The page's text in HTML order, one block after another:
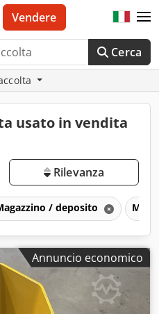
Cerca
Vendere
usato in vendita
Rilevanza
/ deposito
Annuncio economico